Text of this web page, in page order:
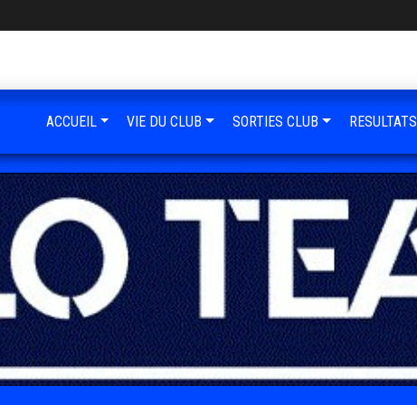
ACCUEIL VIE DU CLUB SORTIES CLUB RESULTATS